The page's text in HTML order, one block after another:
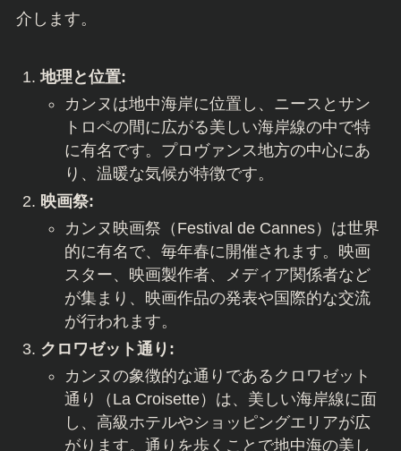
介します。
地理と位置:
カンヌは地中海岸に位置し、ニースとサン
トロペの間に広がる美しい海岸線の中で特
に有名です。プロヴァンス地方の中心にあ
り、温暖な気候が特徴です。
映画祭:
カンヌ映画祭（Festival de Cannes）は世界
的に有名で、毎年春に開催されます。映画
スター、映画製作者、メディア関係者など
が集まり、映画作品の発表や国際的な交流
が行われます。
クロワゼット通り:
カンヌの象徴的な通りであるクロワゼット
通り（La Croisette）は、美しい海岸線に面
し、高級ホテルやショッピングエリアが広
がります。通りを歩くことで地中海の美し